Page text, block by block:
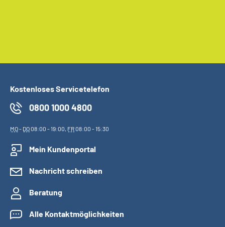
Kostenloses Servicetelefon
0800 1000 4800
MO- DO08:00 - 19:00, FR08:00 - 15:30
Mein Kundenportal
Nachricht schreiben
Beratung
Alle Kontaktmöglichkeiten